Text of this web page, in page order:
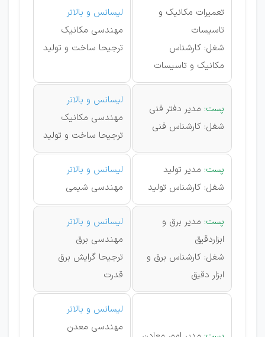
تعمیرات مکانیک و
تاسیسات
شغل: کارشناس
مکانیک و تاسیسات
لیسانس و بالاتر
مهندسی مکانیک
ترجیحا ساخت و تولید
پست: مدیر دفتر فنی
شغل: کارشناس فنی
لیسانس و بالاتر
مهندسی مکانیک
ترجیحا ساخت و تولید
پست: مدیر تولید
شغل: کارشناس تولید
لیسانس و بالاتر
مهندسی شیمی
پست: مدیر برق و
ابزاردقیق
شغل: کارشناس برق و
ابزار دقیق
لیسانس و بالاتر
مهندسی برق
ترجیحا گرایش برق
قدرت
لیسانس و بالاتر
مهندسی معدن